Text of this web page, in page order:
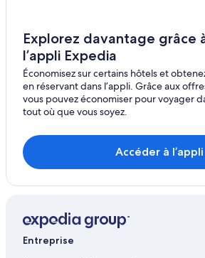
Hôtels tout inclus – Ottawa
Hôtels de luxe – Ottawa
Complexes et hôtels avec spa –
Hôtels pour les sports d’aventure –
Hôtels pour le golf – Ottawa
Hôtels-Boutiques – Centre-ville
Hôtels ouverts à la communauté LGBT
d'Ottawa - Glebe
Mississippi Mills
North Grenville
Ashton
Fitzroy Harbour
Manotick
Lochaber-Partie-Ouest
Explorez davantage grâce
l’appli Expedia
Économisez sur certains hôtels et
en réservant dans l’appli. Grâce aux
vous pouvez économiser pour voyager
tout où que vous soyez.
Accéder à l’appli
Entreprise